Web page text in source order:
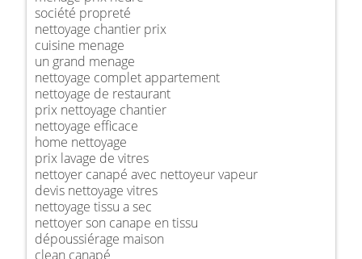
société propreté
nettoyage chantier prix
cuisine menage
un grand menage
nettoyage complet appartement
nettoyage de restaurant
prix nettoyage chantier
nettoyage efficace
home nettoyage
prix lavage de vitres
nettoyer canapé avec nettoyeur vapeur
devis nettoyage vitres
nettoyage tissu a sec
nettoyer son canape en tissu
dépoussiérage maison
clean canapé